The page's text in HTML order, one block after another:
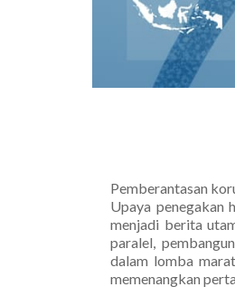
Pemberantasan
Upaya penegakan
menjadi berita
paralel,
dalam lomba
memenangkan